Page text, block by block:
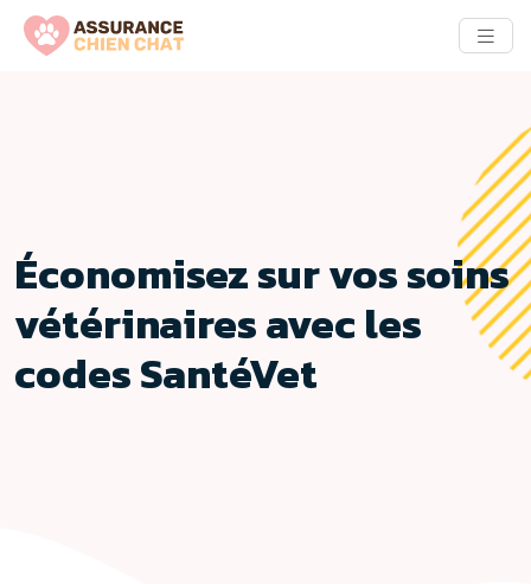
Économisez sur vos soins
vétérinaires avec les
codes SantéVet